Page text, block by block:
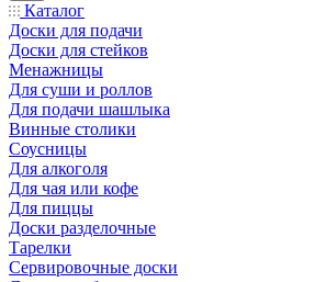
Каталог
Доски для подачи
Доски для стейков
Менажницы
Для суши и роллов
Для подачи шашлыка
Винные столики
Соусницы
Для алкоголя
Для чая или кофе
Для пиццы
Доски разделочные
Тарелки
Сервировочные доски